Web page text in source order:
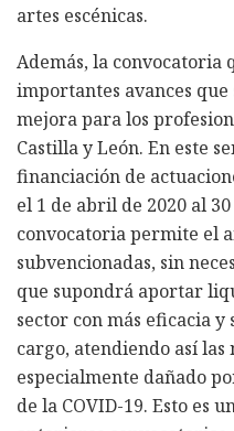
artes escénicas.
Además, la convocatoria
importantes avances
mejora para los
Castilla y León. En este
financiación de
el 1 de abril de 2020 al
convocatoria permite el
subvencionadas, sin
que supondrá aportar
sector con más eficacia y
cargo, atendiendo así las
especialmente dañado
de la COVID-19. Esto es